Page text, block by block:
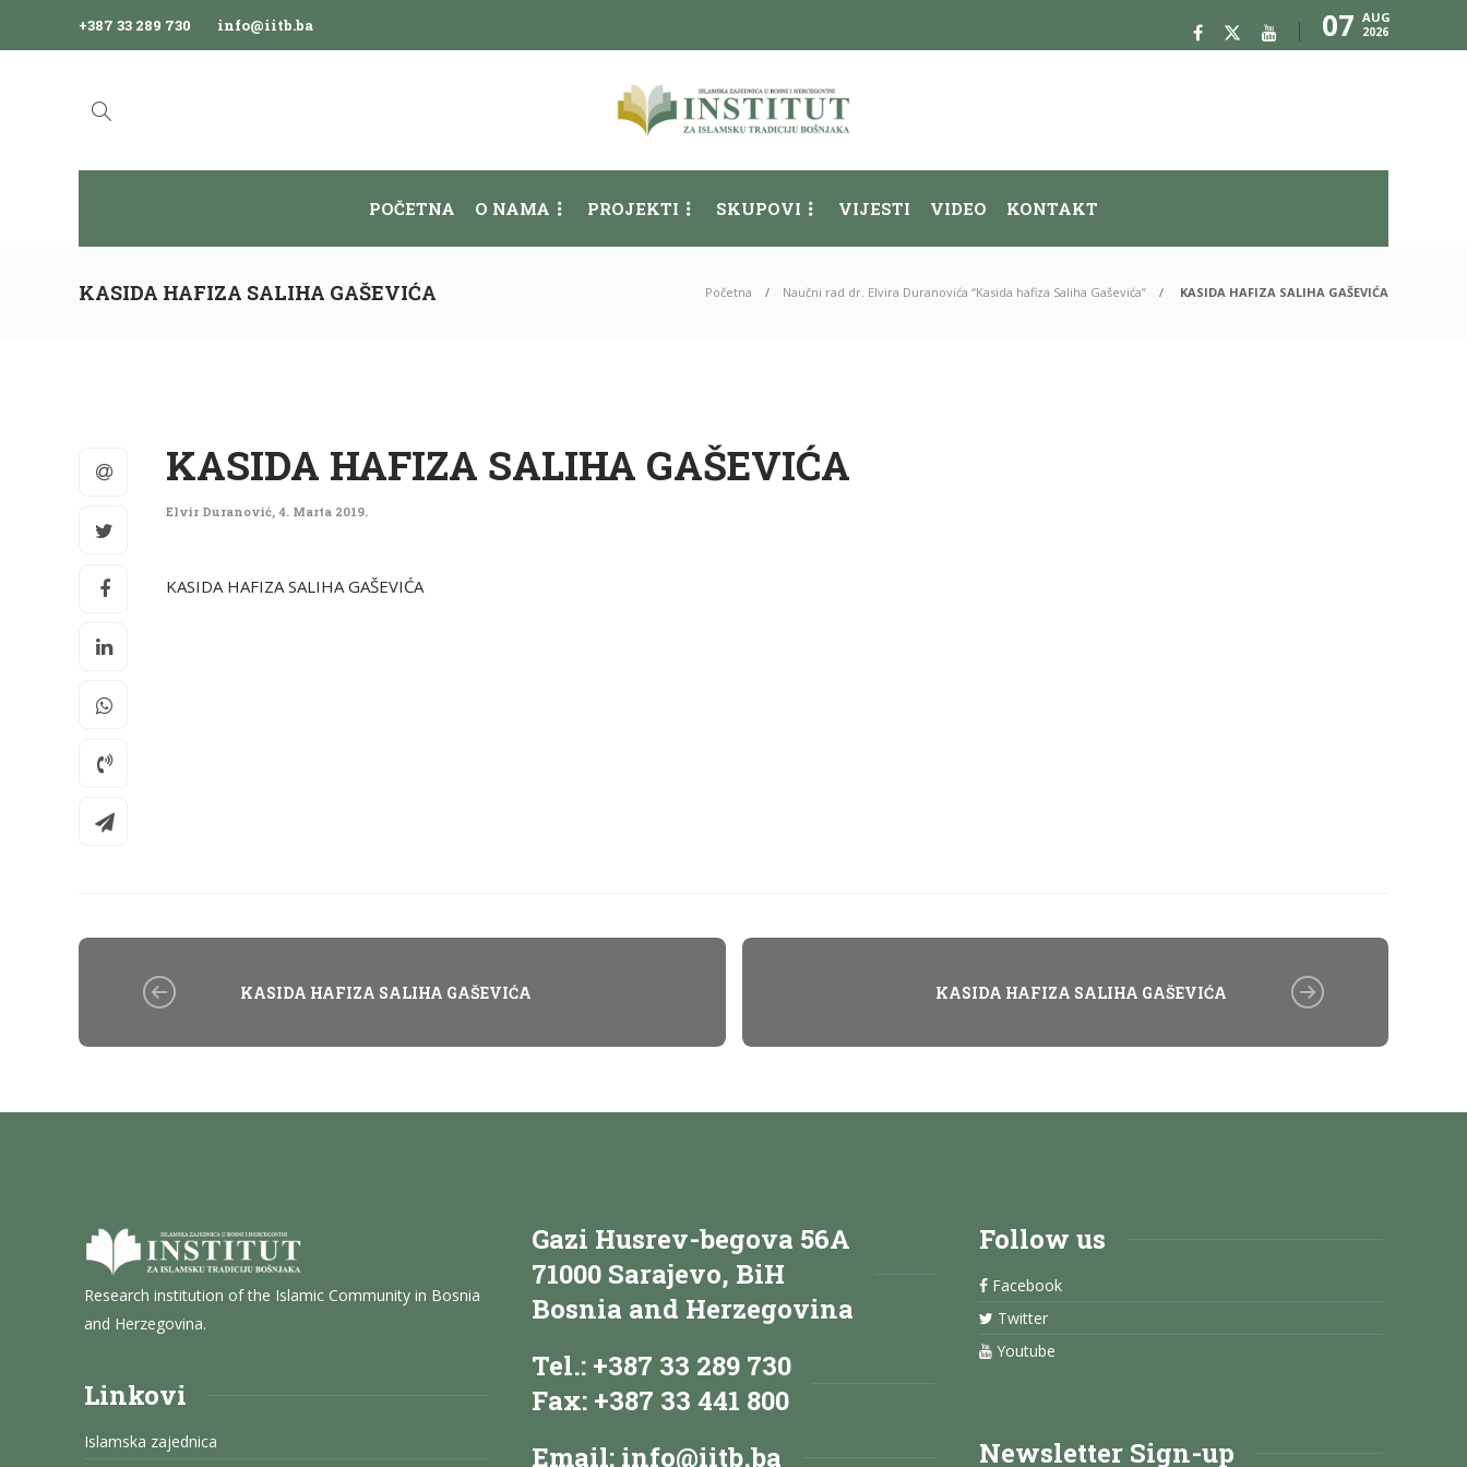
+387 33 289 730 info@iitb.ba 07 AUG
2026
POČETNA O NAMA PROJEKTI SKUPOVI VIJESTI VIDEO KONTAKT
KASIDA HAFIZA SALIHA GAŠEVIĆA Početna Naučni rad dr. Elvira Duranovića “Kasida hafiza Saliha Gaševića” KASIDA HAFIZA SALIHA GAŠEVIĆA
KASIDA HAFIZA SALIHA GAŠEVIĆA
Elvir Duranović, 4. Marta 2019.
KASIDA HAFIZA SALIHA GAŠEVIĆA
KASIDA HAFIZA SALIHA GAŠEVIĆA KASIDA HAFIZA SALIHA GAŠEVIĆA
Research institution of the Islamic Community in Bosnia
and Herzegovina.
Linkovi
Islamska zajednica
Gazi Husrev-begova 56A
71000 Sarajevo, BiH
Bosnia and Herzegovina
Tel.: +387 33 289 730
Fax: +387 33 441 800
Email: info@iitb.ba
Follow us
Facebook
Twitter
Youtube
Newsletter Sign-up